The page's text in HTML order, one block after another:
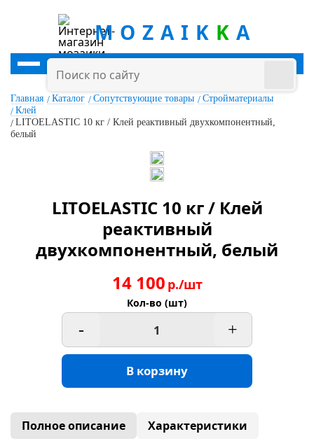
MOZAIK K A
Главная Каталог Сопутствующие товары
Стройматериалы
Клей
LITOELASTIC 10 кг / Клей реактивный двухкомпонентный,
белый
LITOELASTIC 10 кг / Клей
реактивный
двухкомпонентный, белый
14 100 р./шт
Кол-во (шт)
- +
В корзину
Полное описание
Характеристики